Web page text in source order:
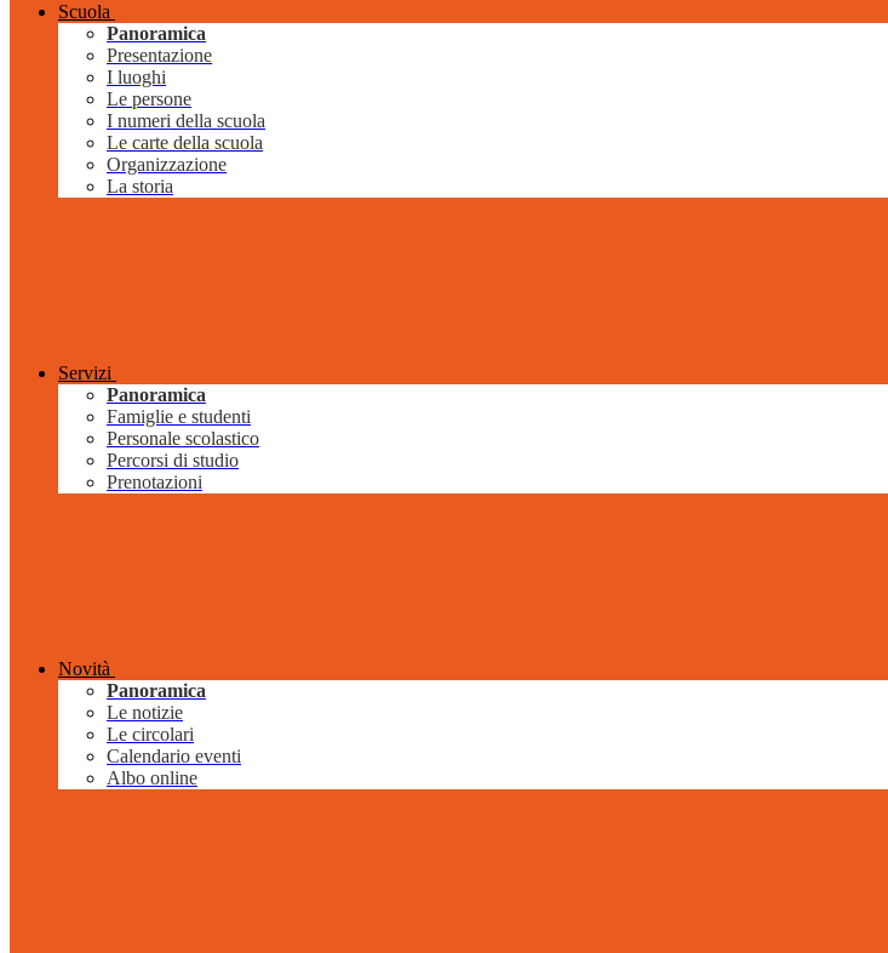
Scuola
Panoramica
Presentazione
I luoghi
Le persone
I numeri della scuola
Le carte della scuola
Organizzazione
La storia
Servizi
Panoramica
Famiglie e studenti
Personale scolastico
Percorsi di studio
Prenotazioni
Novità
Panoramica
Le notizie
Le circolari
Calendario eventi
Albo online